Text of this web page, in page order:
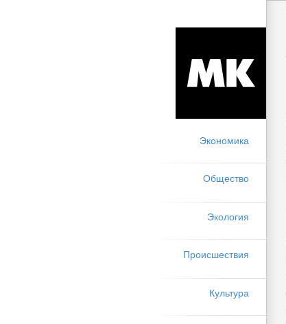
Экономика
Общество
Экология
Происшествия
Культура